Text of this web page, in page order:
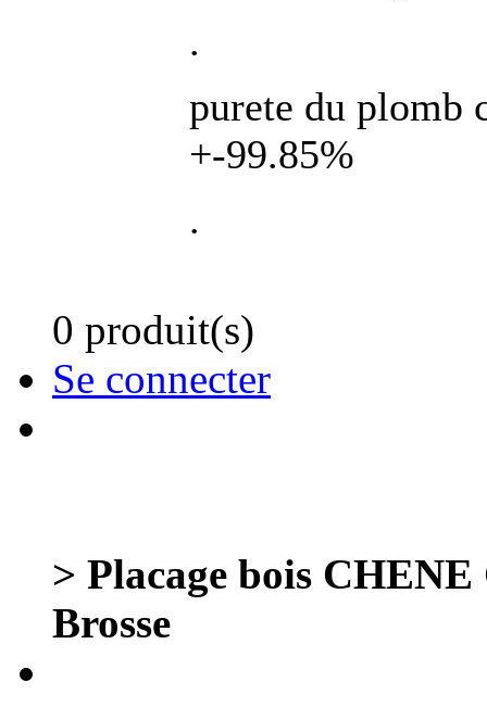
.
purete du plomb
+-99.85%
.
0 produit(s)
Se connecter
> Placage bois
Brosse